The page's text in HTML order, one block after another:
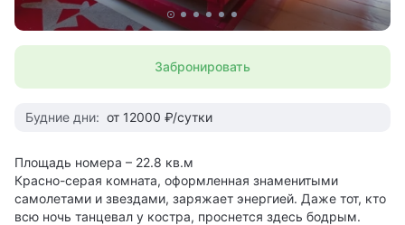
Забронировать
Будние дни: от 12000 ₽/сутки
Площадь номера – 22.8 кв.м
Красно-серая комната, оформленная знаменитыми
самолетами и звездами, заряжает энергией. Даже тот, кто
всю ночь танцевал у костра, проснется здесь бодрым.